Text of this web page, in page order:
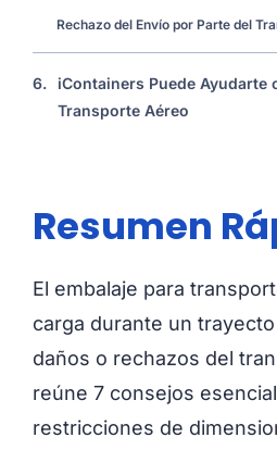
Resumen
El embalaje para
carga durante un
daños o rechazos del
reúne 7 consejos
restricciones de
Rechazo del Envío por Parte del
6.
iContainers Puede Ayudarte
Transporte Aéreo